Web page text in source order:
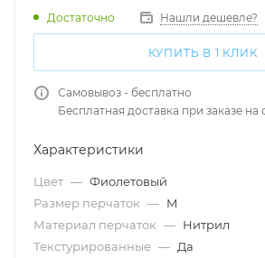
Достаточно Нашли дешевле?
КУПИТЬ В 1 КЛИК
Самовывоз - бесплатно
Бесплатная доставка при заказе на
Характеристики
Цвет — Фиолетовый
Размер перчаток — M
Материал перчаток — Нитрил
Текстурированные — Да